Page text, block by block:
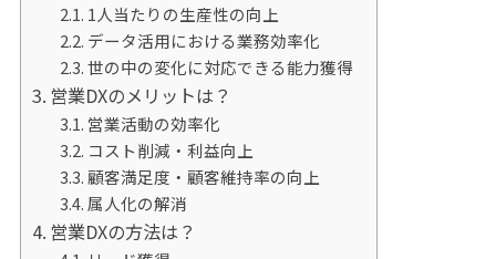
1人当たりの生産性の向上
データ活用における業務効率化
世の中の変化に対応できる能力獲得
営業DXのメリットは？
営業活動の効率化
コスト削減・利益向上
顧客満足度・顧客維持率の向上
属人化の解消
営業DXの方法は？